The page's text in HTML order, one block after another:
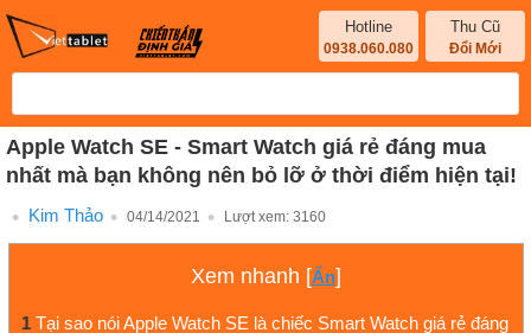
Hotline
0938.060.080
Thu Cũ
Đổi Mới
Apple Watch SE - Smart Watch giá rẻ đáng mua
nhất mà bạn không nên bỏ lỡ ở thời điểm hiện tại!
Kim Thảo 04/14/2021 Lượt xem: 3160
Xem nhanh [Ẩn]
1 Tại sao nói Apple Watch SE là chiếc Smart Watch giá rẻ đáng